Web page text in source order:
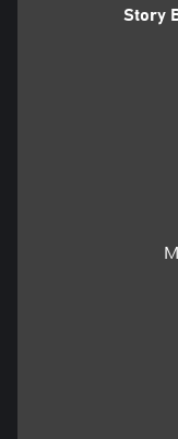
Story